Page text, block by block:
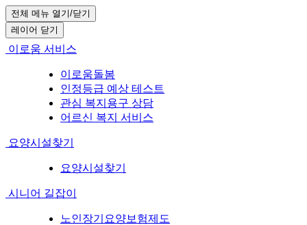
전체 메뉴 열기/닫기
레이어 닫기
이로움 서비스
이로움돌봄
인정등급 예상 테스트
관심 복지용구 상담
어르신 복지 서비스
요양시설찾기
요양시설찾기
시니어 길잡이
노인장기요양보험제도